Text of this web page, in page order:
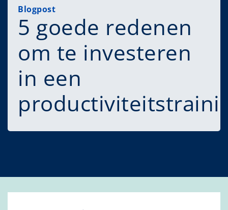
Blogpost
5 goede redenen
om te investeren
in een